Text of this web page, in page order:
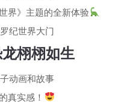
界》主题的全新体验
纪世界大门
栩栩如生
动画和故事
真实感！